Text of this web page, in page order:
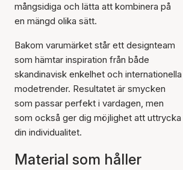
mångsidiga och lätta att kombinera på
en mängd olika sätt.
Bakom varumärket står ett designteam
som hämtar inspiration från både
skandinavisk enkelhet och internationella
modetrender. Resultatet är smycken
som passar perfekt i vardagen, men
som också ger dig möjlighet att uttrycka
din individualitet.
Material som håller